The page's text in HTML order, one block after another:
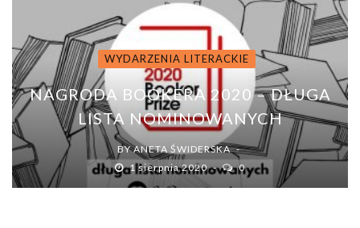
WYDARZENIA LITERACKIE
NAGRODA BOOKERA 2020 – DŁUGA
LISTA NOMINOWANYCH
BYANETA ŚWIDERSKA
1 sierpnia 2020
0